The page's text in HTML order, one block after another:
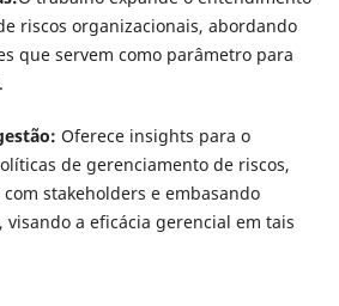
riscos organizacionais, abordando
que servem como parâmetro para
Oferece insights para o
de gerenciamento de riscos,
stakeholders e embasando
visando a eficácia gerencial em tais